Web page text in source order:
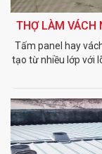
THỢ LÀM VÁCH
Tấm panel hay
tạo từ nhiều lớp với